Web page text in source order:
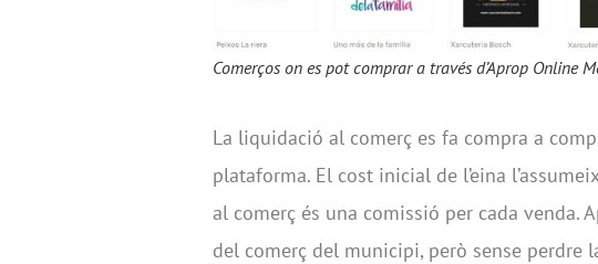
Comerços on es pot comprar a través d’Aprop Online
La liquidació al comerç es fa compra a
plataforma. El cost inicial de l’eina
al comerç és una comissió per cada venda.
del comerç del municipi, però sense